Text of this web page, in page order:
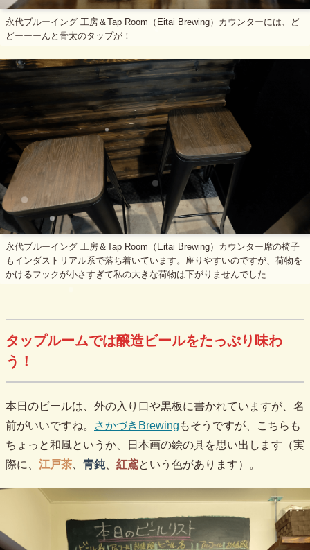
永代ブルーイング 工房＆Tap Room（Eitai Brewing）カウンターには、ど
どーーーんと骨太のタップが！
永代ブルーイング 工房＆Tap Room（Eitai Brewing）カウンター席の椅子
もインダストリアル系で落ち着いています。座りやすいのですが、荷物を
かけるフックが小さすぎて私の大きな荷物は下がりませんでした
タップルームでは醸造ビールをたっぷり味わ
う！
本日のビールは、外の入り口や黒板に書かれていますが、名
前がいいですね。
さかづきBrewing もそうですが、こちらも
ちょっと和風というか、日本画の絵の具を思い出します（実
際に、 江戸茶 青鈍、 紅鳶という色があります）。